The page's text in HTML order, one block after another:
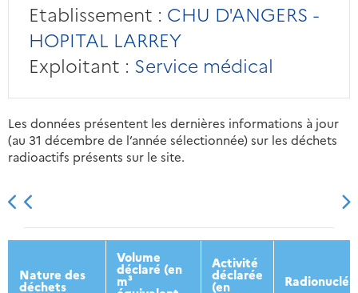
Etablissement : CHU D'ANGERS -
HOPITAL LARREY
Exploitant : Service médical
Les données présentent les dernières informations à jour
(au 31 décembre de l’année sélectionnée) sur les déchets
radioactifs présents sur le site.
2013 2014 2015 2016
Nature des
déchets
Volume
déclaré (en
m³
Activité
déclarée
(en